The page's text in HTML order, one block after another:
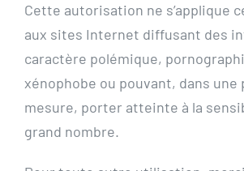
Cette autorisation ne s’applique
aux sites Internet diffusant des
caractère polémique,
xénophobe ou pouvant, dans une
mesure, porter atteinte à la
grand nombre.